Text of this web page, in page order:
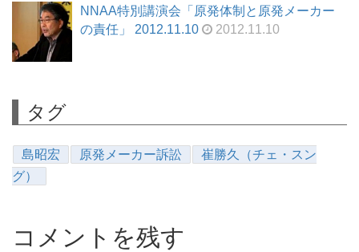
NNAA特別講演会「原発体制と原発メーカー
の責任」 2012.11.10
2012.11.10
タグ
島昭宏 原発メーカー訴訟
崔勝久（チェ・スン
グ）
コメントを残す